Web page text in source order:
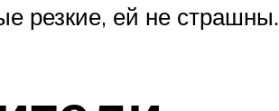
резкие, ей не страшны.